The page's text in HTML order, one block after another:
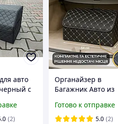
авто
с
(2)
Органайзер в
Багажник Авто из
30см Черный с
Бежевой Ниткой
Готово к отправке
5.0 (2)